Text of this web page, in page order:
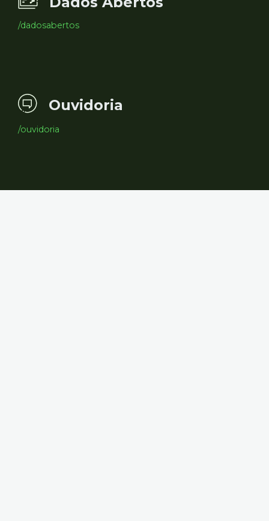
/dadosabertos
Ouvidoria
/ouvidoria